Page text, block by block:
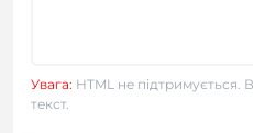
Увага: HTML не підтримується.
текст.